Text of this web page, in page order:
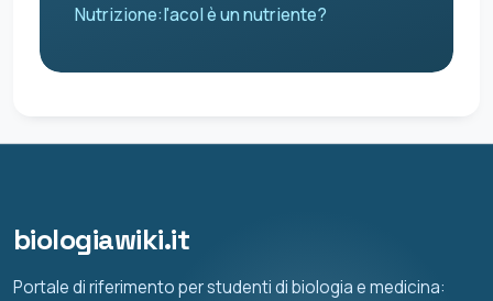
Nutrizione:l'acol è un nutriente?
biologiawiki.it
Portale di riferimento per studenti di biologia e medicina: